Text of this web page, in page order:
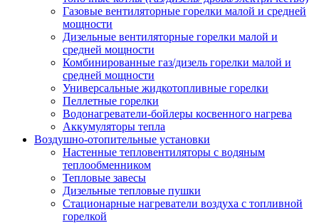
Газовые вентиляторные горелки малой и средней
мощности
Дизельные вентиляторные горелки малой и
средней мощности
Комбинированные газ/дизель горелки малой и
средней мощности
Универсальные жидкотопливные горелки
Пеллетные горелки
Водонагреватели-бойлеры косвенного нагрева
Аккумуляторы тепла
Воздушно-отопительные установки
Настенные тепловентиляторы с водяным
теплообменником
Тепловые завесы
Дизельные тепловые пушки
Стационарные нагреватели воздуха с топливной
горелкой